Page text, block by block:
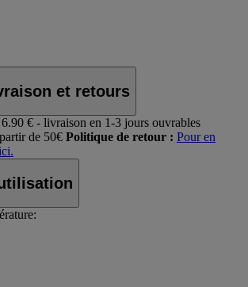
et retours
6.90 € - livraison en 1-3 jours ouvrables
de 50€ Politique de retour : Pour en